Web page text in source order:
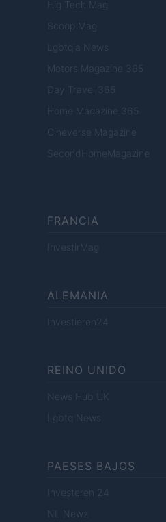
Hig Tech Mag
Scoop Mag
Lgbtqia News
Motors Magazine 365
Day Travel 365
Home Magazine 365
Cineverse Magazine
SecondHomeMagazine
FRANCIA
InvestirMag
ALEMANIA
Investieren24
REINO UNIDO
News Hub UK
Lgbtq News
PAESES BAJOS
Investeren 24
NL Newz